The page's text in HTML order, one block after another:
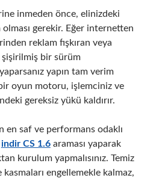
inmeden önce, elinizdeki
olması gerekir. Eğer internetten
reklam fışkıran veya
şişirilmiş bir sürüm
yapın tam verim
bir oyun motoru, işlemciniz ve
gereksiz yükü kaldırır.
en saf ve performans odaklı
indir CS 1.6araması yaparak
kurulum yapmalısınız. Temiz
engellemekle kalmaz,